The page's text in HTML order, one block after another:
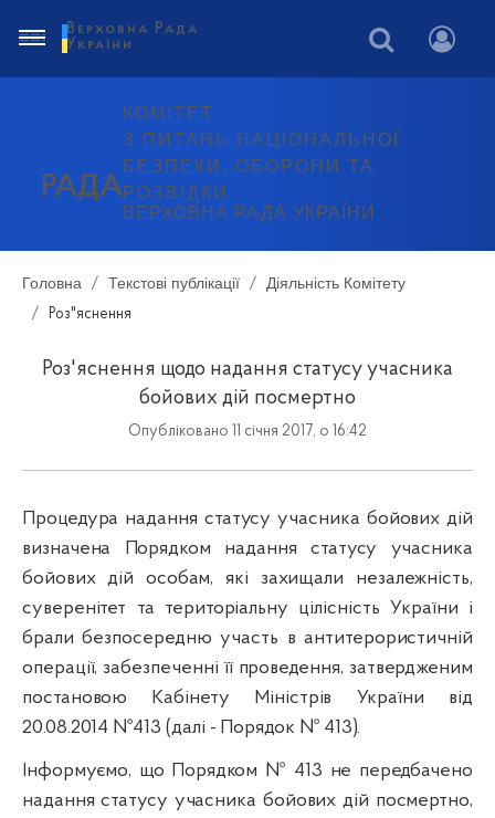
РАДА
КОМІТЕТ
З ПИТАНЬ НАЦІОНАЛЬНОЇ
БЕЗПЕКИ, ОБОРОНИ ТА
РОЗВІДКИ
ВЕРХОВНА РАДА УКРАЇНИ
Верховна Рада
України
Головна Текстові публікації Діяльність Комітету
Роз"яснення
Роз'яснення щодо надання статусу учасника
бойових дій посмертно
Опубліковано 11 січня 2017, о 16:42
Процедура надання статусу учасника бойових дій
визначена Порядком надання статусу учасника
бойових дій особам, які захищали незалежність,
суверенітет та територіальну цілісність України і
брали безпосередню участь в антитерористичній
операції, забезпеченні її проведення, затвердженим
постановою Кабінету Міністрів України від
20.08.2014 №413 (далі - Порядок № 413).
Інформуємо, що Порядком № 413 не передбачено
надання статусу учасника бойових дій посмертно,